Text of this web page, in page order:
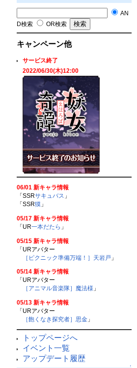
AN
D検索
OR検索
キャンペーン他
サービス終了
2022/06/30(木)12:00
06/01 新キャラ情報
「SSRサキュバス 」
「SSR獏」
05/17 新キャラ情報
「UR一本だたら 」
05/15 新キャラ情報
「URアバター
［ピクニック準備万端！］天岩戸 」
05/14 新キャラ情報
「URアバター
［アニマル音楽隊］魔法様 」
05/13 新キャラ情報
「URアバター
［飽くなき探究者］思金」
トップページへ
イベント一覧
アップデート履歴
↑